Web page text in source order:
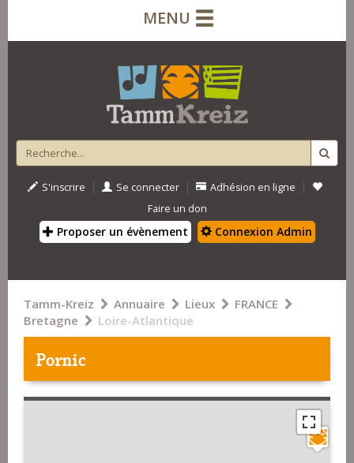
MENU
S'inscrire | Se connecter | Adhésion en ligne |
Faire un don
Proposer un évènement Connexion Admin
Tamm-Kreiz Annuaire Lieux
FRANCE
Bretagne
Loire-Atlantique
Pornic